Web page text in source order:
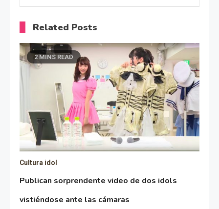
Related Posts
2 MINS READ
Cultura idol
Publican sorprendente video de dos idols
vistiéndose ante las cámaras